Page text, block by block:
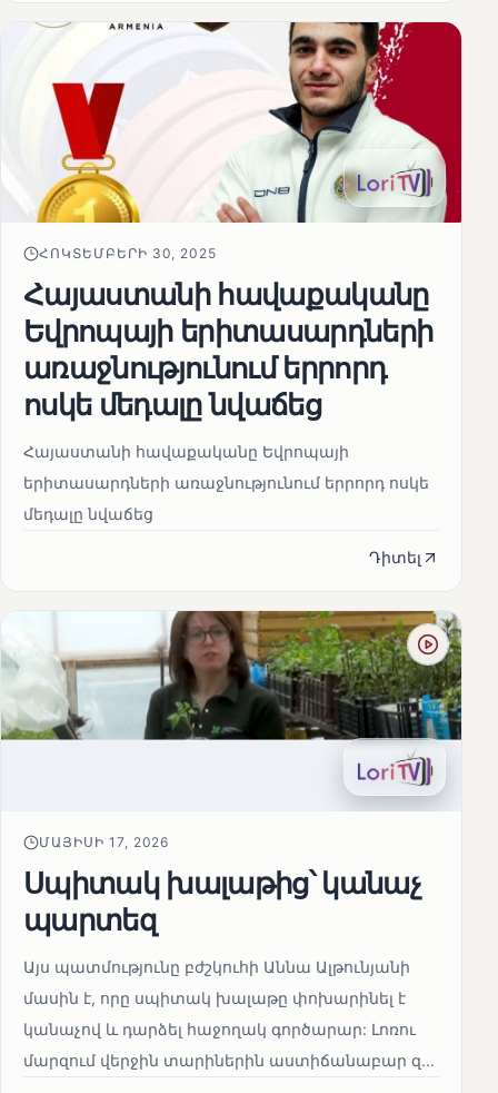
ՀՈԿՏԵՄԲԵՐԻ 30, 2025
Հայաստանի հավաքականը
Եվրոպայի երիտասարդների
առաջնությունում երրորդ
ոսկե մեդալը նվաճեց
Հայաստանի հավաքականը Եվրոպայի
երիտասարդների առաջնությունում երրորդ ոսկե
մեդալը նվաճեց
Դիտել
ՄԱՅԻՍԻ 17, 2026
Սպիտակ խալաթից՝ կանաչ
պարտեզ
Այս պատմությունը բժշկուհի Աննա Ալթունյանի
մասին է, որը սպիտակ խալաթը փոխարինել է
կանաչով և դարձել հաջողակ գործարար: Լոռու
մարզում վերջին տարիներին աստիճանաբար զ...